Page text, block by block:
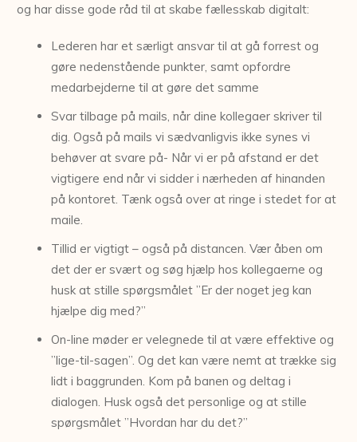
og har disse gode råd til at skabe fællesskab digitalt:
Lederen har et særligt ansvar til at gå forrest og
gøre nedenstående punkter, samt opfordre
medarbejderne til at gøre det samme
Svar tilbage på mails, når dine kollegaer skriver til
dig. Også på mails vi sædvanligvis ikke synes vi
behøver at svare på- Når vi er på afstand er det
vigtigere end når vi sidder i nærheden af hinanden
på kontoret. Tænk også over at ringe i stedet for at
maile.
Tillid er vigtigt – også på distancen. Vær åben om
det der er svært og søg hjælp hos kollegaerne og
husk at stille spørgsmålet ”Er der noget jeg kan
hjælpe dig med?”
On-line møder er velegnede til at være effektive og
”lige-til-sagen”. Og det kan være nemt at trække sig
lidt i baggrunden. Kom på banen og deltag i
dialogen. Husk også det personlige og at stille
spørgsmålet ”Hvordan har du det?”